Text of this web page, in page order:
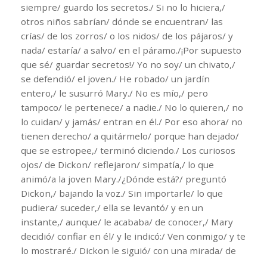
siempre/ guardo los secretos./ Si no lo hiciera,/
otros niños sabrían/ dónde se encuentran/ las
crías/ de los zorros/ o los nidos/ de los pájaros/ y
nada/ estaría/ a salvo/ en el páramo./¡Por supuesto
que sé/ guardar secretos!/ Yo no soy/ un chivato,/
se defendió/ el joven./ He robado/ un jardín
entero,/ le susurró Mary./ No es mío,/ pero
tampoco/ le pertenece/ a nadie./ No lo quieren,/ no
lo cuidan/ y jamás/ entran en él./ Por eso ahora/ no
tienen derecho/ a quitármelo/ porque han dejado/
que se estropee,/ terminó diciendo./ Los curiosos
ojos/ de Dickon/ reflejaron/ simpatía,/ lo que
animó/a la joven Mary./¿Dónde está?/ preguntó
Dickon,/ bajando la voz./ Sin importarle/ lo que
pudiera/ suceder,/ ella se levantó/ y en un
instante,/ aunque/ le acababa/ de conocer,/ Mary
decidió/ confiar en él/ y le indicó:/ Ven conmigo/ y te
lo mostraré./ Dickon le siguió/ con una mirada/ de